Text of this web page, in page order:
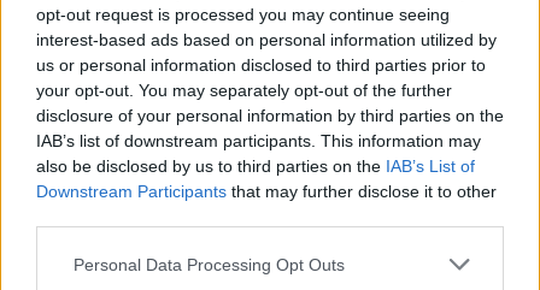
opt-out request is processed you may continue seeing
interest-based ads based on personal information utilized by
us or personal information disclosed to third parties prior to
your opt-out. You may separately opt-out of the further
disclosure of your personal information by third parties on the
IAB’s list of downstream participants. This information may
also be disclosed by us to third parties on the IAB’s List of
Downstream Participants that may further disclose it to other
Please note that this website/app uses one or more Google
Personal Data Processing Opt Outs
Ricevi le nostre ultime news
daGoogle News
Condividi l'articolo